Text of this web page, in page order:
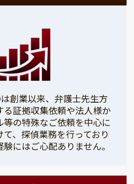
創業以来、弁護士先生方
る証拠収集依頼や法人様か
等の特殊なご依頼を中心に
、探偵業務を行っており
にはご心配ありません。